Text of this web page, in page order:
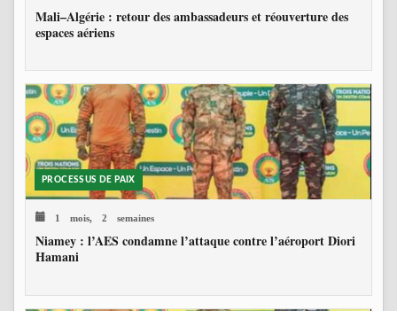
Mali–Algérie : retour des ambassadeurs et réouverture des
espaces aériens
PROCESSUS DE PAIX
1 mois, 2 semaines
Niamey : l’AES condamne l’attaque contre l’aéroport Diori
Hamani